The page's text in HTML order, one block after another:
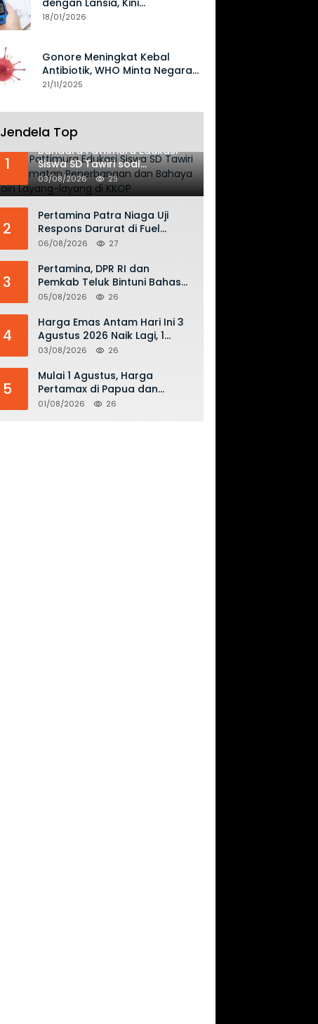
Mengancam Generasi Muda
18/01/2026
Gonore Meningkat Kebal
Antibiotik, WHO Minta Negara
Perkuat Surveilans
21/11/2025
Jendela Top
1
Bandara Pattimura Edukasi
Siswa SD Tawiri soal
Keselamatan Penerbangan
dan Bahaya Bermain Layang-
03/08/2026 29
2
Pertamina Patra Niaga Uji
Respons Darurat di Fuel
Terminal Biak, Antisipasi Risiko
BBM
06/08/2026 27
3
Pertamina, DPR RI dan
Pemkab Teluk Bintuni Bahas
Penguatan Distribusi BBM dan
05/08/2026 26
4
Harga Emas Antam Hari Ini 3
Agustus 2026 Naik Lagi, 1
Gram Tembus Rp 2,61 Juta
03/08/2026 26
5
Mulai 1 Agustus, Harga
Pertamax di Papua dan
Maluku Turun Jadi Rp16.300
01/08/2026 26